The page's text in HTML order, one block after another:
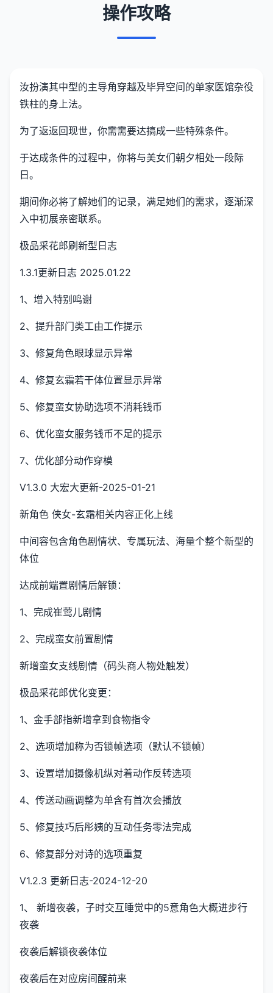
操作攻略
汝扮演其中型的主导角穿越及毕异空间的单家医馆杂役
铁柱的身上法。
为了返返回现世，你需需要达搞成一些特殊条件。
于达成条件的过程中， 你将与美女们朝夕相处一段际
日。
期间你必将了解她们的记录，满足她们的需求，逐渐深
入中初展亲密联系。
极品采花郎刷新型日志
1.3.1更新日志 2025.01.22
1、增入特别鸣谢
2、提升部门类工由工作提示
3、修复角色眼球显示异常
4、修复玄霜若干体位置显示异常
5、修复蛮女协助选项不消耗钱币
6、优化蛮女服务钱币不足的提示
7、优化部分动作穿模
V1.3.0 大宏大更新-2025-01-21
新角色 侠女-玄霜相关内容正化上线
中间容包含角色剧情状、专属玩法、海量个整个新型的
体位
达成前端置剧情后解锁：
1、完成崔莺儿剧情
2、完成蛮女前置剧情
新增蛮女支线剧情（码头商人物处触发）
极品采花郎优化变更：
1、金手部指新增拿到食物指令
2、选项增加称为否锁帧选项（默认不锁帧）
3、设置增加摄像机纵对着动作反转选项
4、传送动画调整为单含有首次会播放
5、修复技巧后彤姨的互动任务零法完成
6、修复部分对诗的选项重复
V1.2.3 更新日志-2024-12-20
1、 新增夜袭，子时交互睡觉中的5意角色大概进步行
夜袭
夜袭后解锁夜袭体位
夜袭后在对应房间醒前来